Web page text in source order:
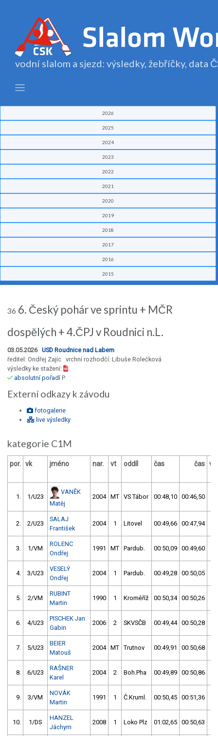
vodní slalom a sjezd: výsledky, žebříčky, data
2026
2025
2024
2023
2022
2021
2020
2019
2018
2017
2016
2015
36 6. Český pohár ve sprintu + MČR
dospělých + 4.ČPJ v Roudnici n.L.
03.05.2026 USD Roudnice nad Labem
ředitel: Ondřej Zajíc vrchní rozhodčí: Libuše Rolečková
výsledky ke stažení:
absolutní pořadíP
Externí odkazy k závodu
fotogalerie
live výsledky
kategorie C1M
por. vk jméno nar. vt oddíl čas čas
1. 1/U23
VANĚK
Matěj
2004 MT VS Tábor 00:48,10 00:46,50
2. 2/U23
SALAJ
František
2004 1 Litovel 00:49,66 00:47,94
3. 1/VM
ROLENC
Ondřej
1991 MT Pardub. 00:50,09 00:49,60
4. 3/U23
VESELÝ
Ondřej
2004 1 Pardub. 00:49,28 00:50,05
5. 2/VM
RUBINT
Martin
1990 1 Kroměříž 00:50,34 00:50,26
6. 4/U23
PISCHEK Jan
Gabin
2006 2 SKVSČB 00:49,44 00:50,28
7. 5/U23
BEIER
Matouš
2004 MT Trutnov 00:49,91 00:50,68
8. 6/U23
RAŠNER
Karel
2004 2 Boh.Pha 00:49,89 00:50,86
9. 3/VM
NOVÁK
Martin
1991 1 Č.Kruml. 00:50,45 00:51,36
10. 1/DS
HANZEL
Jáchym
2008 1 Loko Plz 01:02,65 00:50,63